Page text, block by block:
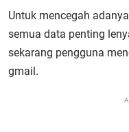
Untuk mencegah adanya
semua data penting
sekarang pengguna
gmail.